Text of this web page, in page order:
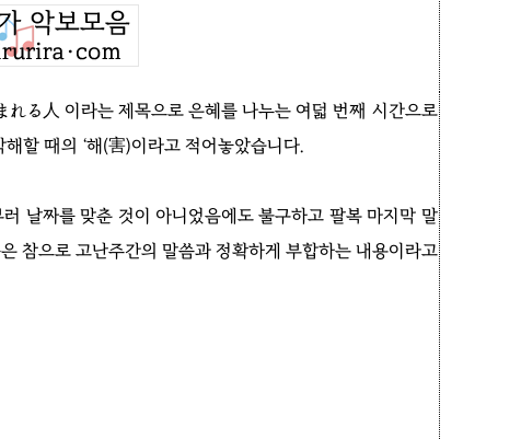
る人 이라는 제목으로 은혜를 나누는 여덟 번째 시간으로
할 때의 ‘해(害)이라고 적어놓았습니다.
날짜를 맞춘 것이 아니었음에도 불구하고 팔복 마지막 말
참으로 고난주간의 말씀과 정확하게 부합하는 내용이라고